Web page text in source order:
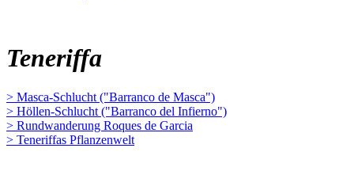
Teneriffa
> Masca-Schlucht ("Barranco de Masca")
> Höllen-Schlucht ("Barranco del Infierno")
> Rundwanderung Roques de Garcia
> Teneriffas Pflanzenwelt